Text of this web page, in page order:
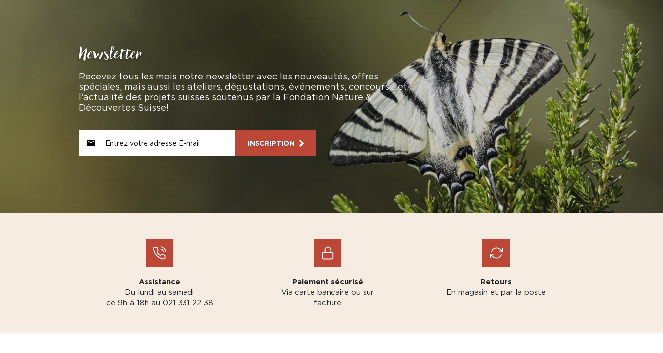
Newsletter
Recevez tous les mois notre newsletter avec les nouveautés, offres
spéciales, mais aussi les ateliers, dégustations, événements, concours… et
l’actualité des projets suisses soutenus par la Fondation Nature &
Découvertes Suisse!
INSCRIPTION
Assistance
Du lundi au samedi
de 9h à 18h au 021 331 22 38
Paiement sécurisé
Via carte bancaire ou sur
facture
Retours
En magasin et par la poste